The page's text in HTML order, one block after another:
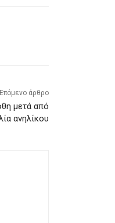
Επόμενο άρθρο
μετά από
ανηλίκου